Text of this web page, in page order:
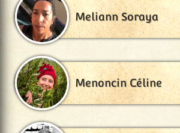
Meliann Soraya
Menoncin Céline